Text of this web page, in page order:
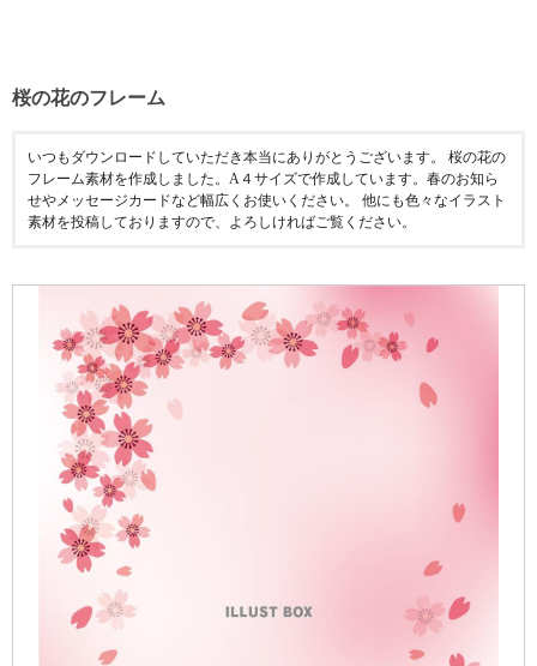
桜の花のフレーム
いつもダウンロードしていただき本当にありがとうございます。 桜の花の
フレーム素材を作成しました。A４サイズで作成しています。春のお知ら
せやメッセージカードなど幅広くお使いください。 他にも色々なイラスト
素材を投稿しておりますので、よろしければご覧ください。